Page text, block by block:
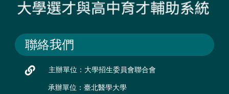
聯絡我們
主辦單位：大學招生委員會聯合會
承辦單位：臺北醫學大學